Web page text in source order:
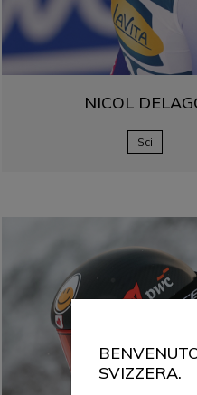
NICOL
Sci
SVIZZERA.